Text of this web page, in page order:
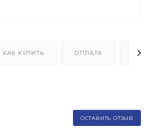
КАК КУПИТЬ ОПЛАТА
ОСТАВИТЬ ОТЗЫВ